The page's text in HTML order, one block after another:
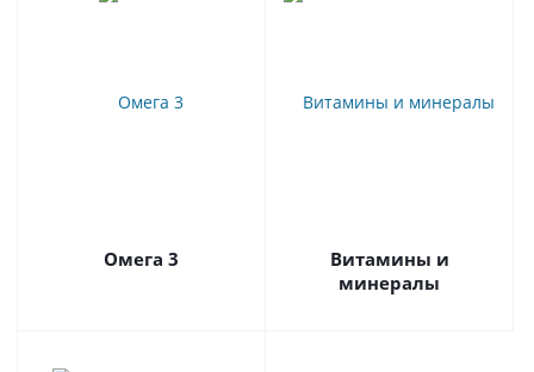
Омега 3
Витамины и
минералы